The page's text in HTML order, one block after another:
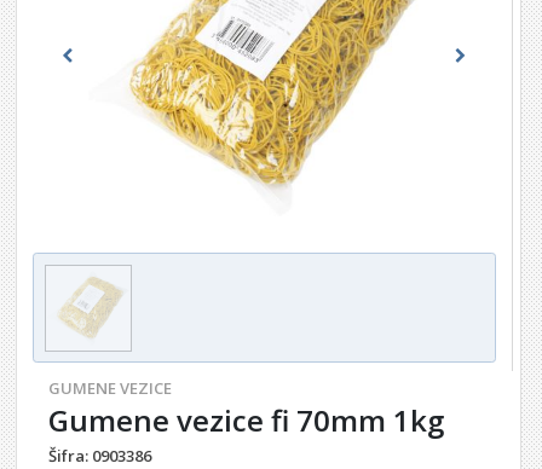
Previous Next
GUMENE VEZICE
Gumene vezice fi 70mm 1kg
Šifra: 0903386